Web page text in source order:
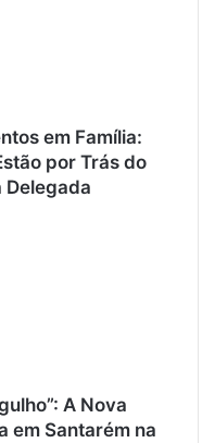
em Família:
por Trás do
Delegada
A Nova
em Santarém na